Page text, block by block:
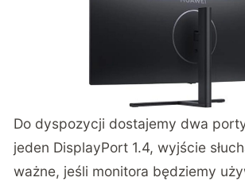
Do dyspozycji dostajemy dwa
jeden DisplayPort 1.4, wyjście
ważne, jeśli monitora będziemy